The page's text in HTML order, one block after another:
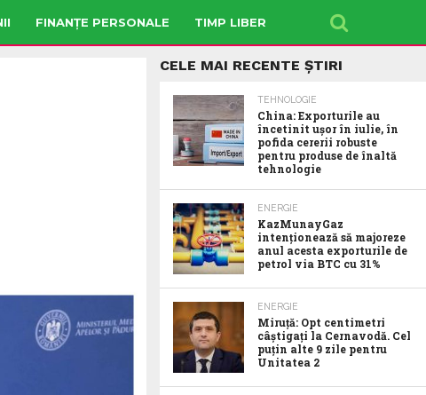
FINANȚE PERSONALE TIMP LIBER
CELE MAI RECENTE ȘTIRI
TEHNOLOGIE
China: Exporturile au
încetinit ușor în iulie, în
pofida cererii robuste
pentru produse de înaltă
tehnologie
ENERGIE
KazMunayGaz
intenționează să majoreze
anul acesta exporturile de
petrol via BTC cu 31%
ENERGIE
Miruță: Opt centimetri
câștigați la Cernavodă. Cel
puțin alte 9 zile pentru
Unitatea 2